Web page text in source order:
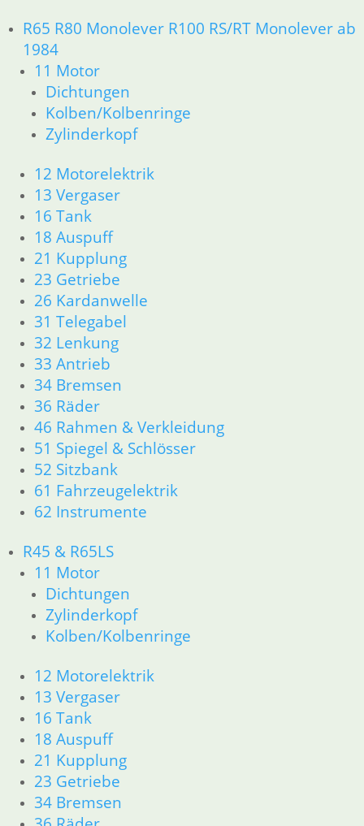
R65 R80 Monolever R100 RS/RT Monolever ab
1984
11 Motor
Dichtungen
Kolben/Kolbenringe
Zylinderkopf
12 Motorelektrik
13 Vergaser
16 Tank
18 Auspuff
21 Kupplung
23 Getriebe
26 Kardanwelle
31 Telegabel
32 Lenkung
33 Antrieb
34 Bremsen
36 Räder
46 Rahmen & Verkleidung
51 Spiegel & Schlösser
52 Sitzbank
61 Fahrzeugelektrik
62 Instrumente
R45 & R65LS
11 Motor
Dichtungen
Zylinderkopf
Kolben/Kolbenringe
12 Motorelektrik
13 Vergaser
16 Tank
18 Auspuff
21 Kupplung
23 Getriebe
34 Bremsen
11 Motor
Dichtungen
Zylinderkopf
12 Motorelektrik
13 Vergaser
16 Tank
18 Auspuff
23 Getriebe
26 Kardanwelle
31 Telegabel
32 Lenkung
33 Antrieb
34 Bremsen
36 Räder
46 Rahmen & Verkleidung
51 Spiegel & Schlösser
61 Fahrzeugelektrik
62 Instrumente
63 Scheinwerfer
R50/5 – R75/5
11 Motor
Dichtungen
Kolben/Kolbenringe
Zylinderkopf
12 Motorelektrik
13 Vergaser
18 Auspuff
21 Kupplung
23 Getriebe
26 Kardanwelle
31 Telegabel
32 Lenkung
34 Bremsen
36 Räder
46 Rahmen & Verkleidung
51 Spiegel & Schlösser
52 Sitzbank
61 Fahrzeugelektrik
62 Instrumente
63 Scheinwerfer